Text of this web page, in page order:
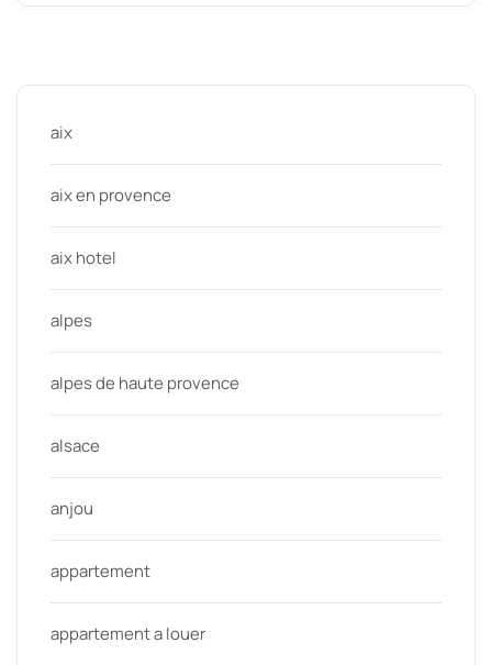
aix
aix en provence
aix hotel
alpes
alpes de haute provence
alsace
anjou
appartement
appartement a louer